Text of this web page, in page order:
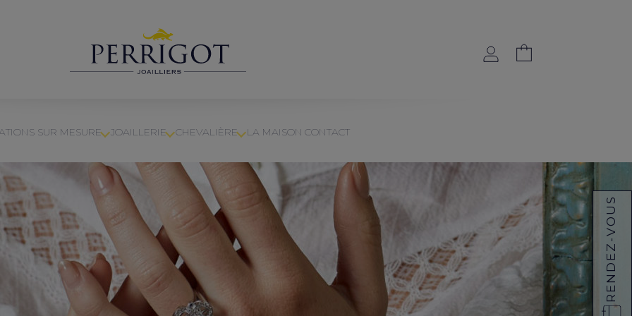
SUR MESURE JOAILLERIE CHEVALIÈRE LA MAISON CONTACT
RENDEZ-VOUS